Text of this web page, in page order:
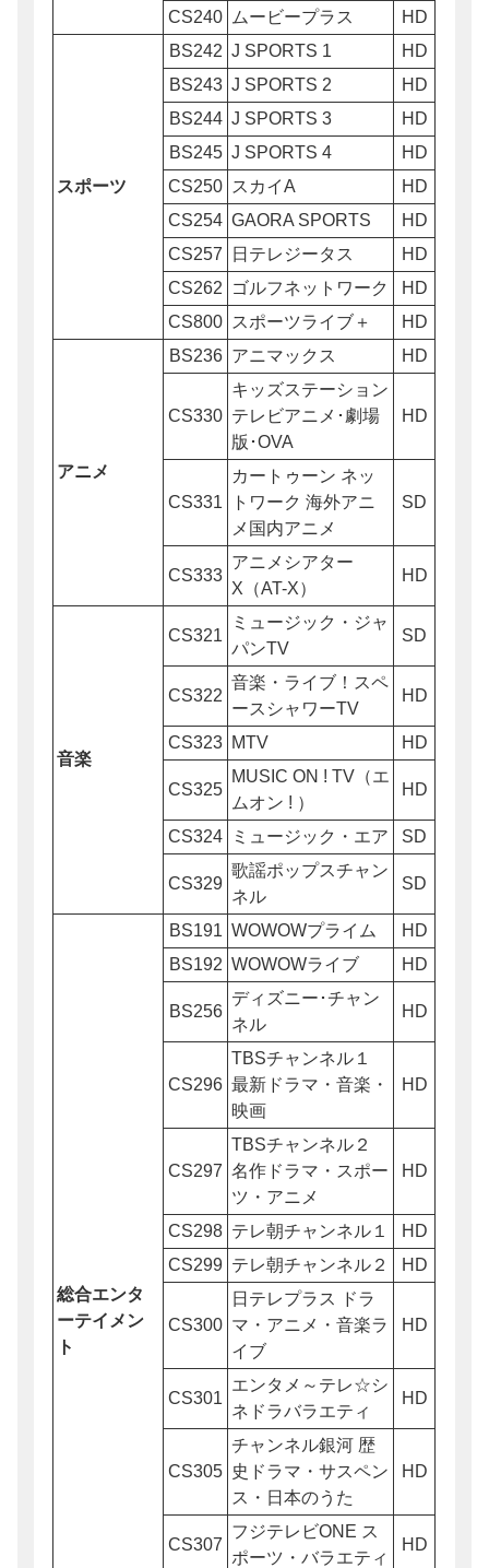
CS240
ムービープラス HD
スポーツ
BS242 J SPORTS 1
HD
BS243 J SPORTS 2
HD
BS244 J SPORTS 3
HD
BS245 J SPORTS 4
HD
CS250 スカイA
HD
CS254 GAORA SPORTS
HD
CS257
日テレジータス
HD
CS262
ゴルフネットワーク
HD
CS800 スポーツライブ＋ HD
アニメ
BS236 アニマックス HD
CS330
キッズステーション
テレビアニメ･劇場
版･OVA
HD
CS331
カートゥーン ネッ
トワーク 海外アニ
メ国内アニメ
SD
CS333
アニメシアター
X（AT-X）
HD
音楽
CS321
ミュージック・ジャ
パンTV
SD
CS322
音楽・ライブ！スペ
ースシャワーTV
HD
CS323 MTV HD
CS325
MUSIC ON ! TV（エ
ムオン ! ）
HD
CS324 ミュージック・エア SD
CS329
歌謡ポップスチャン
ネル
SD
総合エンタ
ーテイメン
ト
BS191 WOWOWプライム
HD
BS192 WOWOWライブ HD
BS256
ディズニー･チャン
ネル
HD
CS296
TBSチャンネル１
最新ドラマ・音楽・
映画
HD
CS297
TBSチャンネル２
名作ドラマ・スポー
ツ・アニメ
HD
CS298 テレ朝チャンネル１
HD
CS299 テレ朝チャンネル２ HD
CS300
日テレプラス ドラ
マ・アニメ・音楽ラ
イブ
HD
CS301
エンタメ～テレ☆シ
ネドラバラエティ
HD
CS305
チャンネル銀河 歴
史ドラマ・サスペン
ス・日本のうた
HD
CS307
フジテレビONE ス
ポーツ・バラエティ
HD